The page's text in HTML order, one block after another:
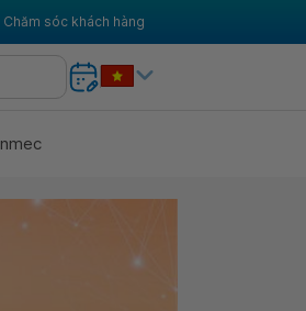
Chăm sóc khách hàng